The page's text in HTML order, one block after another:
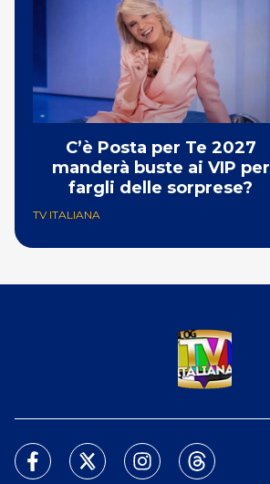
C’è Posta per Te 2027
manderà buste ai VIP per
fargli delle sorprese?
TV ITALIANA